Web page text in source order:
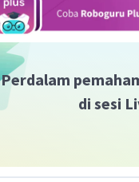
dapat ditentukan
Perdalam
di sesi